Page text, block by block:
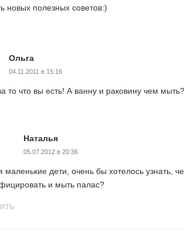
новых полезных советов:)
Ольга
04.11.2011 в 15:16
то что вы есть! А ванну и раковину чем мыть?
Наталья
05.07.2012 в 20:36
маленькие дети, очень бы хотелось узнать,
и мыть палас?